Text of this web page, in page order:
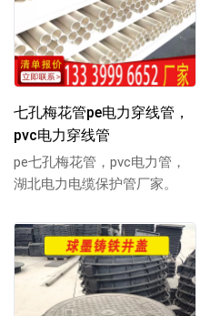
七孔梅花管pe电力穿线管，
pvc电力穿线管
pe七孔梅花管，pvc电力管，
湖北电力电缆保护管厂家。